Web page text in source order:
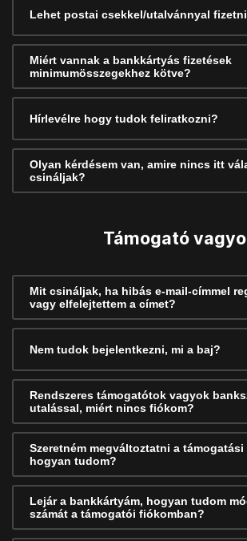
Lehet postai csekkel/utalvánnyal
Miért vannak a bankkártyás fizetések
minimumösszegekhez kötve?
Hírlevélre hogy tudok feliratkozni?
Olyan kérdésem van, amire nincs itt
csináljak?
Támogató
Mit csináljak, ha hibás e-mail-címmel
vagy elfelejtettem a címet?
Nem tudok bejelentkezni, mi a baj?
Rendszeres támogatótok vagyok
utalással, miért nincs fiókom?
Szeretném megváltoztatni a támogatási
hogyan tudom?
Lejár a bankkártyám, hogyan tudom
számát a támogatói fiókomban?